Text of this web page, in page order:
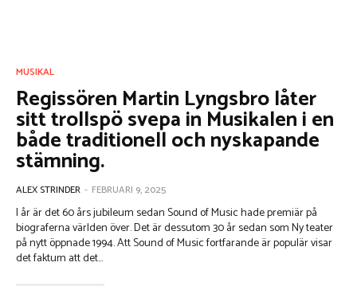
MUSIKAL
Regissören Martin Lyngsbro låter
sitt trollspö svepa in Musikalen i en
både traditionell och nyskapande
stämning.
ALEX STRINDER - FEBRUARI 9, 2025
I år är det 60 års jubileum sedan Sound of Music hade premiär på
biograferna världen över. Det är dessutom 30 år sedan som Ny teater
på nytt öppnade 1994. Att Sound of Music fortfarande är populär visar
det faktum att det...